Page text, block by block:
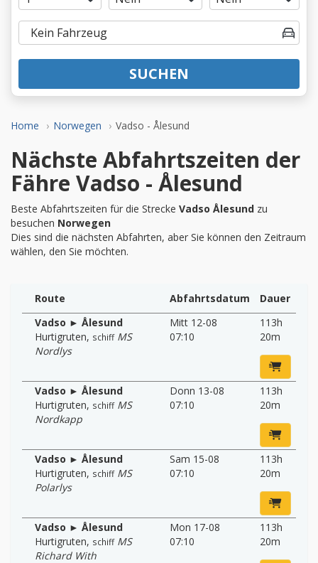
Home Norwegen Vadso - Ålesund
SUCHEN
Nächste Abfahrtszeiten der
Fähre Vadso - Ålesund
Beste Abfahrtszeiten für die Strecke Vadso Ålesund zu
besuchen Norwegen
Dies sind die nächsten Abfahrten, aber Sie können den Zeitraum
wählen, den Sie möchten.
Route Abfahrtsdatum
Dauer
Vadso ► Ålesund
Hurtigruten, schiff MS
Nordlys
Mitt 12-08
07:10
113h
20m
Vadso ► Ålesund
Hurtigruten, schiff MS
Nordkapp
Donn 13-08
07:10
113h
20m
Vadso ► Ålesund
Hurtigruten, schiff MS
Polarlys
Sam 15-08
07:10
113h
20m
Vadso ► Ålesund
Hurtigruten, schiff MS
Richard With
Mon 17-08
07:10
113h
20m